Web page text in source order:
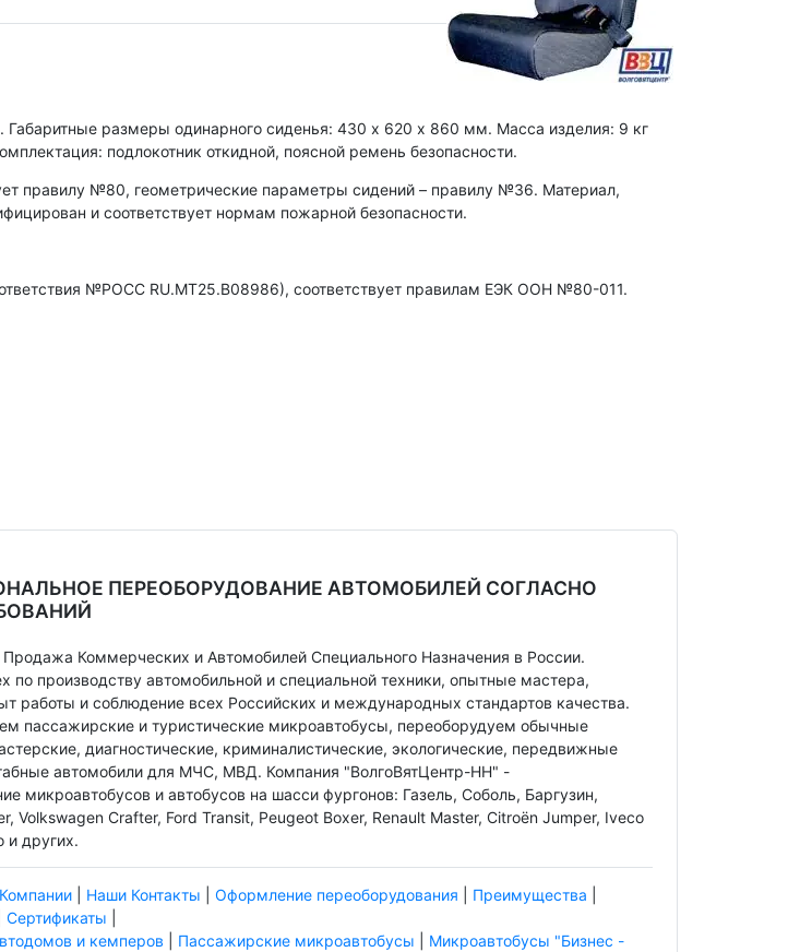
Габаритные размеры одинарного сиденья: 430 х 620 х 860 мм. Масса изделия: 9 кг
подлокотник откидной, поясной ремень безопасности.
правилу №80, геометрические параметры сидений – правилу №36. Материал,
и соответствует нормам пожарной безопасности.
№РОСС RU.МТ25.В08986), соответствует правилам ЕЭК ООН №80-011.
ПЕРЕОБОРУДОВАНИЕ АВТОМОБИЛЕЙ СОГЛАСНО
Продажа Коммерческих и Автомобилей Специального Назначения в России.
по производству автомобильной и специальной техники, опытные мастера,
работы и соблюдение всех Российских и международных стандартов качества.
пассажирские и туристические микроавтобусы, переоборудуем обычные
диагностические, криминалистические, экологические, передвижные
автомобили для МЧС, МВД. Компания "ВолгоВятЦентр-НН" -
микроавтобусов и автобусов на шасси фургонов: Газель, Соболь, Баргузин,
Volkswagen Crafter, Ford Transit, Peugeot Boxer, Renault Master, Citroёn Jumper, Iveco
и других.
| Наши Контакты Оформление переоборудования Преимущества
Сертификаты
и кемперов
Пассажирские микроавтобусы
Микроавтобусы "Бизнес -